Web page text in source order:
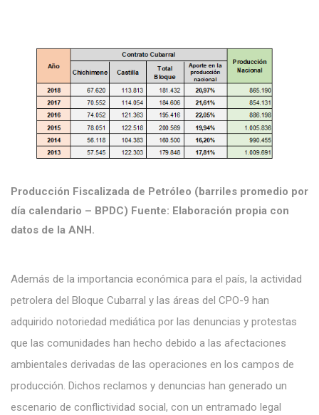
Producción Fiscalizada de Petróleo (barriles promedio por
día calendario – BPDC) Fuente: Elaboración propia con
datos de la ANH.
Además de la importancia económica para el país, la actividad
petrolera del Bloque Cubarral y las áreas del CPO-9 han
adquirido notoriedad mediática por las denuncias y protestas
que las comunidades han hecho debido a las afectaciones
ambientales derivadas de las operaciones en los campos de
producción. Dichos reclamos y denuncias han generado un
escenario de conflictividad social, con un entramado legal